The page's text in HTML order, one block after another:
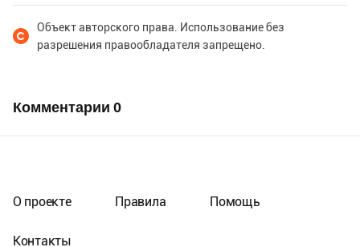
Объект авторского права. Использование без
разрешения правообладателя запрещено.
Комментарии 0
О проекте Правила Помощь
Контакты